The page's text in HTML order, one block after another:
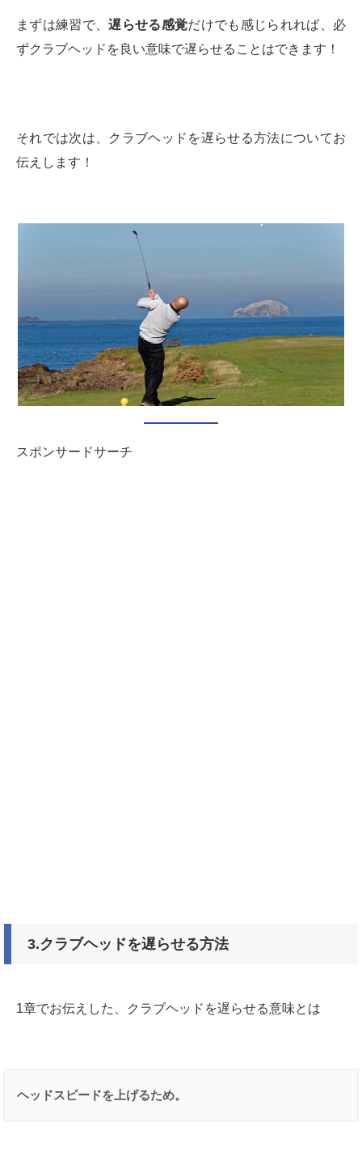
まずは練習で、遅らせる感覚だけでも感じられれば、必
ずクラブヘッドを良い意味で遅らせることはできます！
それでは次は、クラブヘッドを遅らせる方法についてお
伝えします！
スポンサードサーチ
3.クラブヘッドを遅らせる方法
1章でお伝えした、クラブヘッドを遅らせる意味とは
ヘッドスピードを上げるため。